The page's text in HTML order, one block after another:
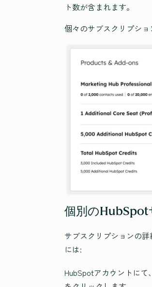
ト数が含まれます。
個々のサブスクリプシ
個別のHubSpot
サブスクリプションの
には:
HubSpotアカウントに